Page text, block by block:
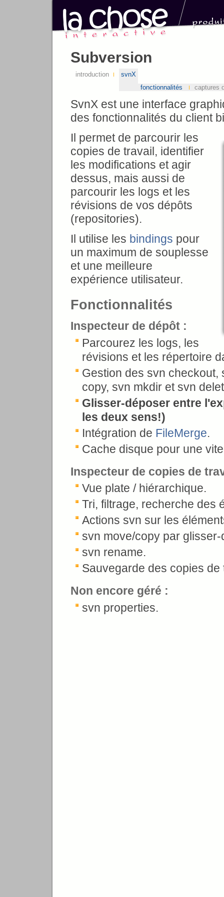
Subversion
introduction
svnX
fonctionnalités
captures
SvnX est une interface
des fonctionnalités du client
Il permet de parcourir les
copies de travail, identifier
les modifications et agir
dessus, mais aussi de
parcourir les logs et les
révisions de vos dépôts
(repositories).
Il utilise les bindings pour
un maximum de souplesse
et une meilleure
expérience utilisateur.
Fonctionnalités
Inspecteur de dépôt :
Parcourez les logs, les
révisions et les répertoire
Gestion des svn checkout,
copy, svn mkdir et svn
Glisser-déposer entre
les deux sens!)
Intégration de FileMerge.
Cache disque pour une
Inspecteur de copies de
Vue plate / hiérarchique.
Tri, filtrage, recherche des
Actions svn sur les
svn move/copy par
svn rename.
Sauvegarde des copies de
Non encore géré :
svn properties.